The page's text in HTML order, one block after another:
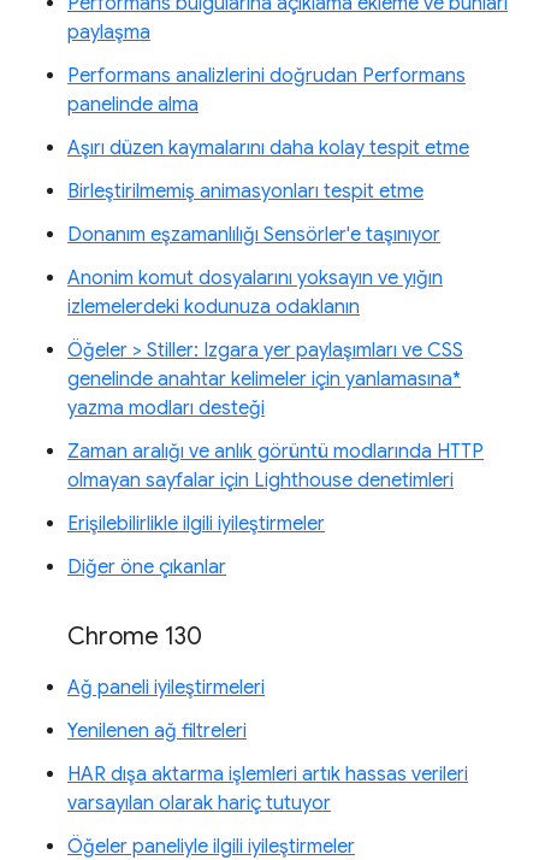
paylaşma
Performans analizlerini doğrudan Performans
panelinde alma
Aşırı düzen kaymalarını daha kolay tespit etme
Birleştirilmemiş animasyonları tespit etme
Donanım eşzamanlılığı Sensörler'e taşınıyor
Anonim komut dosyalarını yoksayın ve yığın
izlemelerdeki kodunuza odaklanın
Öğeler > Stiller: Izgara yer paylaşımları ve CSS
genelinde anahtar kelimeler için yanlamasına*
yazma modları desteği
Zaman aralığı ve anlık görüntü modlarında HTTP
olmayan sayfalar için Lighthouse denetimleri
Erişilebilirlikle ilgili iyileştirmeler
Diğer öne çıkanlar
Chrome 130
Ağ paneli iyileştirmeleri
Yenilenen ağ filtreleri
HAR dışa aktarma işlemleri artık hassas verileri
varsayılan olarak hariç tutuyor
Öğeler paneliyle ilgili iyileştirmeler